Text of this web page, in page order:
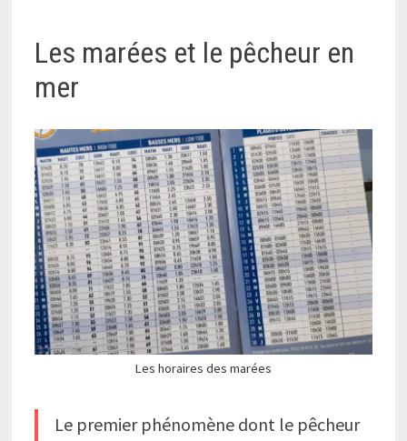
Les marées et le pêcheur en
mer
Les horaires des marées
Le premier phénomène dont le pêcheur